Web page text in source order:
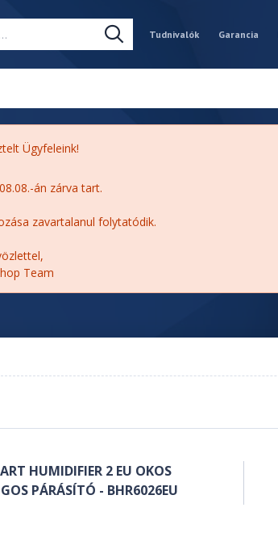
Tudnivalók Garancia
Ügyfeleink!
án zárva tart.
zavartalanul folytatódik.
Team
HUMIDIFIER 2 EU OKOS
PÁRÁSÍTÓ - BHR6026EU